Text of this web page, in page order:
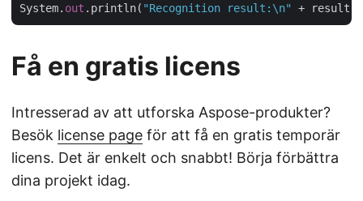
System. out .println( "Recognition result:\n" + result
Få en gratis licens
Intresserad av att utforska Aspose-produkter?
Besök license page för att få en gratis temporär
licens. Det är enkelt och snabbt! Börja förbättra
dina projekt idag.